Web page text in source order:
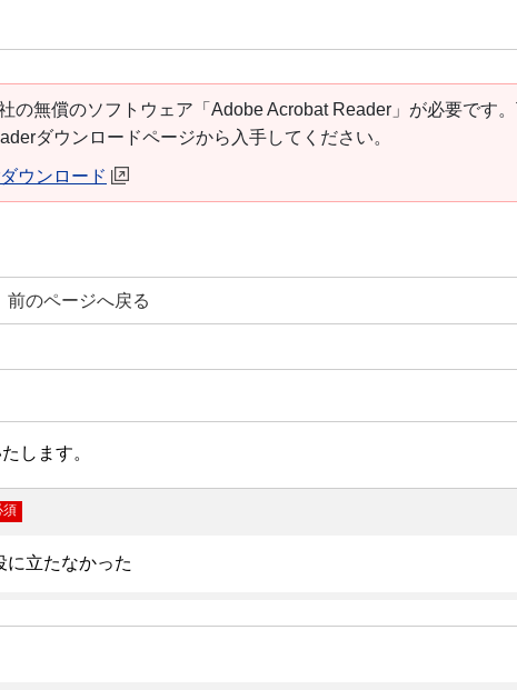
の無償のソフトウェア「Adobe Acrobat Reader」が必要です
ダウンロードページから入手してください。
ウンロード
前のページへ戻る